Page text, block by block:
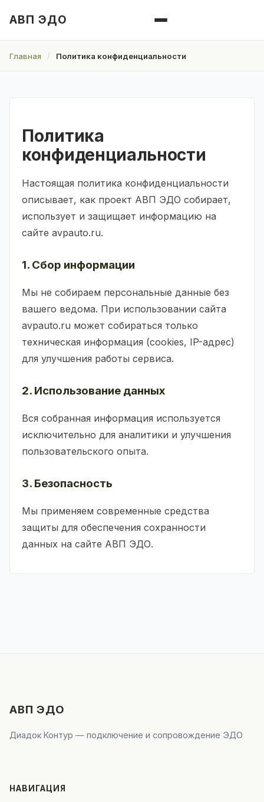
АВП ЭДО
Главная Политика конфиденциальности
Политика
конфиденциальности
Настоящая политика конфиденциальности
описывает, как проект АВП ЭДО собирает,
использует и защищает информацию на
сайте avpauto.ru.
1. Сбор информации
Мы не собираем персональные данные без
вашего ведома. При использовании сайта
avpauto.ru может собираться только
техническая информация (cookies, IP-адрес)
для улучшения работы сервиса.
2. Использование данных
Вся собранная информация используется
исключительно для аналитики и улучшения
пользовательского опыта.
3. Безопасность
Мы применяем современные средства
защиты для обеспечения сохранности
данных на сайте АВП ЭДО.
АВП ЭДО
Диадок Контур — подключение и сопровождение ЭДО
НАВИГАЦИЯ